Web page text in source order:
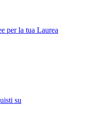
per la tua Laurea
su